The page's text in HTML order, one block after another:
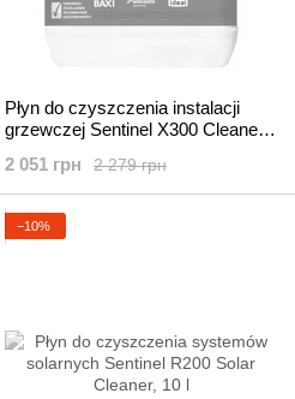
Płyn do czyszczenia instalacji
grzewczej Sentinel X300 Cleaner,
2 279 грн
2 051 грн
−10%